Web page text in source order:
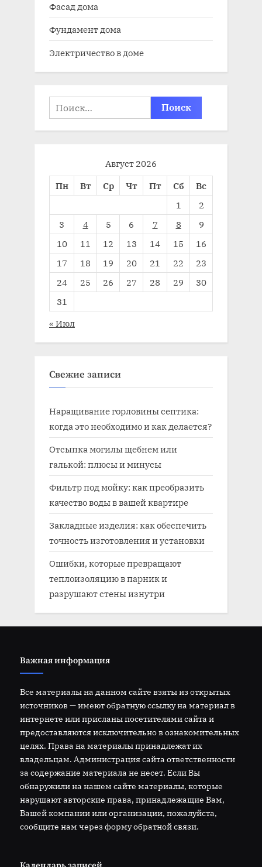
Фасад дома
Фундамент дома
Электричество в доме
Найти:
Август 2026
Пн
Вт Ср Чт Пт Сб
Вс
1
2
3
4 5 6 7 8
9
10
11 12 13 14 15
16
17
18 19 20 21 22
23
24
25 26 27 28 29
30
31
« Июл
Свежие записи
Наращивание горловины септика:
когда это необходимо и как делается?
Отсыпка могилы щебнем или
галькой: плюсы и минусы
Фильтр под мойку: как преобразить
качество воды в вашей квартире
Закладные изделия: как обеспечить
точность изготовления и установки
Ошибки, которые превращают
теплоизоляцию в парник и
разрушают стены изнутри
Важная информация
Все материалы на данном сайте взяты из открытых
источников — имеют обратную ссылку на материал в
интернете или присланы посетителями сайта и
предоставляются исключительно в ознакомительных
целях. Права на материалы принадлежат их
владельцам. Администрация сайта ответственности
за содержание материала не несет. Если Вы
обнаружили на нашем сайте материалы, которые
нарушают авторские права, принадлежащие Вам,
Вашей компании или организации, пожалуйста,
сообщите нам через форму обратной связи.